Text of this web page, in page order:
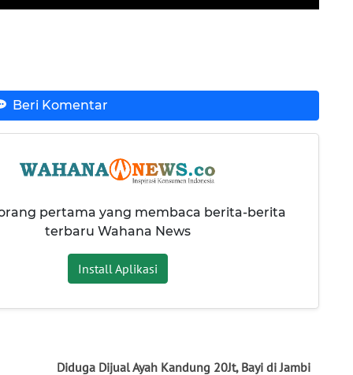
Beri Komentar
pertama yang membaca berita-berita
terbaru Wahana News
Install Aplikasi
Diduga Dijual Ayah Kandung 20Jt, Bayi di Jambi